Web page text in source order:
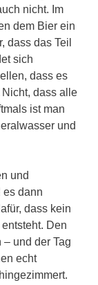
nicht. Im
dem Bier ein
dass das Teil
sich
dass es
dass alle
ist man
und
und
es dann
dass kein
Den
und der Tag
echt